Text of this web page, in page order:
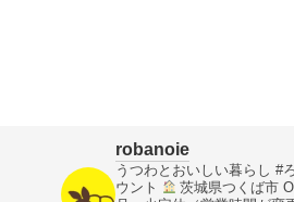
robanoie
うつわとおいしい暮らし #
ウント
茨城県つくば市